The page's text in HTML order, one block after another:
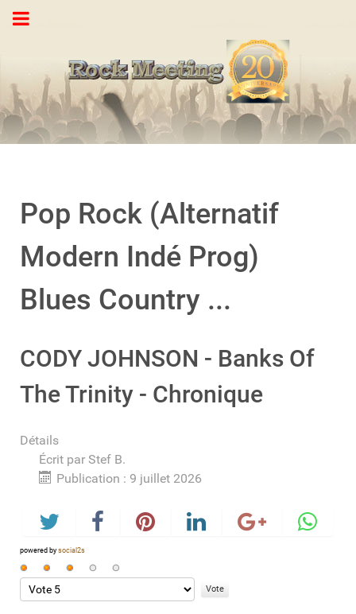
Pop Rock (Alternatif
Modern Indé Prog)
Blues Country ...
CODY JOHNSON - Banks Of
The Trinity - Chronique
Détails
Écrit par Stef B.
Publication : 9 juillet 2026
powered by social2s
Vote
utilisateur:
Veuillez
voter